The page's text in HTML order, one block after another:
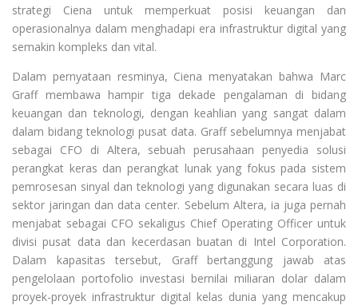
strategi Ciena untuk memperkuat posisi keuangan dan
operasionalnya dalam menghadapi era infrastruktur digital yang
semakin kompleks dan vital.
Dalam pernyataan resminya, Ciena menyatakan bahwa Marc
Graff membawa hampir tiga dekade pengalaman di bidang
keuangan dan teknologi, dengan keahlian yang sangat dalam
dalam bidang teknologi pusat data. Graff sebelumnya menjabat
sebagai CFO di Altera, sebuah perusahaan penyedia solusi
perangkat keras dan perangkat lunak yang fokus pada sistem
pemrosesan sinyal dan teknologi yang digunakan secara luas di
sektor jaringan dan data center. Sebelum Altera, ia juga pernah
menjabat sebagai CFO sekaligus Chief Operating Officer untuk
divisi pusat data dan kecerdasan buatan di Intel Corporation.
Dalam kapasitas tersebut, Graff bertanggung jawab atas
pengelolaan portofolio investasi bernilai miliaran dolar dalam
proyek-proyek infrastruktur digital kelas dunia yang mencakup